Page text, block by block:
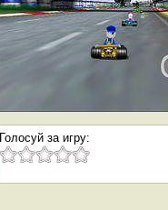
Голосуй за игру: